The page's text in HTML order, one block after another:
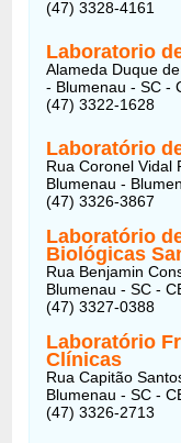
(47) 3328-4161
Laboratorio
Alameda Duque
- Blumenau - SC -
(47) 3322-1628
Laboratório
Rua Coronel Vidal
Blumenau -
(47) 3326-3867
Laboratório
Biológicas
Rua Benjamin
Blumenau - SC -
(47) 3327-0388
Laboratório
Clínicas
Rua Capitão
Blumenau - SC -
(47) 3326-2713